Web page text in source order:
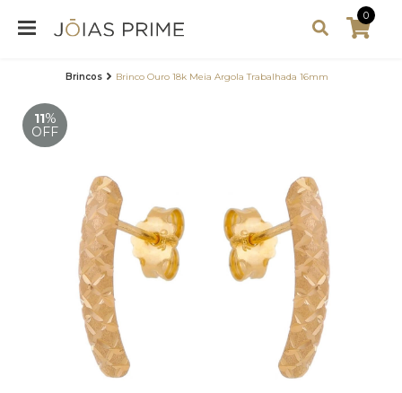
0
Brincos Brinco Ouro 18k Meia Argola Trabalhada 16mm
11%
OFF